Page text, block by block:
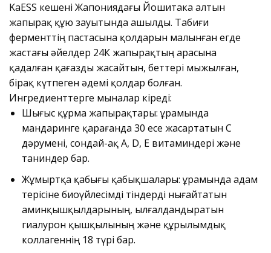
KaESS кешені Жапониядағы Йошитака алтын
жапырақ құю зауытында ашылды. Табиғи
ферменттің пастасына қолдарын малынған егде
жастағы әйелдер 24К жапырақтың арасына
қадалған қағазды жасайтын, беттері мыжылған,
бірақ күтпеген әдемі қолдар болған.
Ингредиенттерге мыналар кіреді:
Шығыс құрма жапырақтары: Құрамында
мандаринге қарағанда 30 есе жасартатын С
дәрумені, сондай-ақ A, D, E витаминдері және
таниндер бар.
Жұмыртқа қабығы қабықшалары: Құрамында адам
терісіне биоүйлесімді тіндерді нығайтатын
аминқышқылдарының, ылғалдандыратын
гиалурон қышқылының және құрылымдық
коллагеннің 18 түрі бар.